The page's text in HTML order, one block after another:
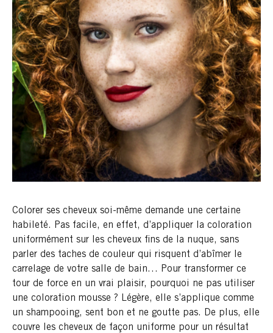
Colorer ses cheveux soi-même demande une certaine
habileté. Pas facile, en effet, d’appliquer la coloration
uniformément sur les cheveux fins de la nuque, sans
parler des taches de couleur qui risquent d’abîmer le
carrelage de votre salle de bain… Pour transformer ce
tour de force en un vrai plaisir, pourquoi ne pas utiliser
une coloration mousse ? Légère, elle s’applique comme
un shampooing, sent bon et ne goutte pas. De plus, elle
couvre les cheveux de façon uniforme pour un résultat